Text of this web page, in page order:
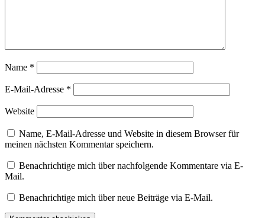
Name *
E-Mail-Adresse *
Website
Name, E-Mail-Adresse und Website in diesem Browser für
meinen nächsten Kommentar speichern.
Benachrichtige mich über nachfolgende Kommentare via E-
Mail.
Benachrichtige mich über neue Beiträge via E-Mail.